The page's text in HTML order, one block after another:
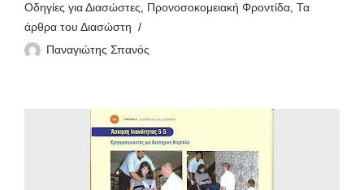
Οδηγίες για Διασώστες, Προνοσοκομειακή Φροντίδα, Τα
άρθρα του Διασώστη
Παναγιώτης Σπανός